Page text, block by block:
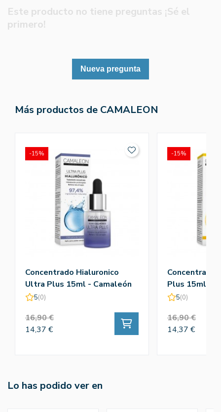
Este producto no tiene preguntas ¡Sé el
primero!
Nueva pregunta
Más productos de CAMALEON
Concentrado Hialuronico
Ultra Plus 15ml - Camaleón
5(0)
16,90 €
14,37 €
-15%
Concentrado
Plus 15ml -
5(0)
16,90 €
14,37 €
-15%
Lo has podido ver en